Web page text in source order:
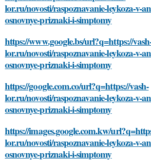
lor.ru/novosti/raspoznavanie-leykoza-v-
osnovnye-priznaki-i-simptomy
https://www.google.bs/url?q=https://
lor.ru/novosti/raspoznavanie-leykoza-v-
osnovnye-priznaki-i-simptomy
https://google.com.co/url?q=https://vash-
lor.ru/novosti/raspoznavanie-leykoza-v-
osnovnye-priznaki-i-simptomy
https://images.google.com.kw/
lor.ru/novosti/raspoznavanie-leykoza-v-
osnovnye-priznaki-i-simptomy